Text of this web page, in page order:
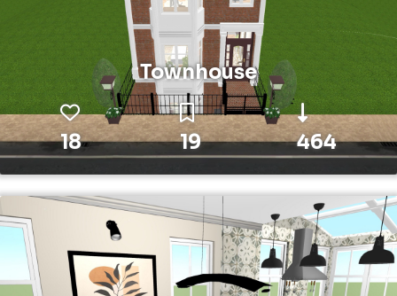
Townhouse
18 19 464